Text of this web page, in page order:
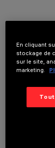
Projecteur
adaptateur
En cliquant
stockage de
sur le site,
marketing.